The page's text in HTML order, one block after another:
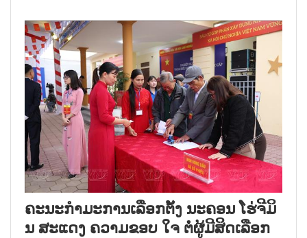
ການປະຕິບັດສິດຂອງພົນລະເມືອງ. ໃນຜົນສຳເລດນີ້ມີການ
ປະກອບສ່ວນຂອງສາຊະນິກກະຊົນກ່ວາ 27 ລ້ານຄົນທີ່ຂຶ້ນ
ກັບບັນດາສາສະໜາທີ່ແຕກຕ່າງກັນ (ກວມເອົາປະມານ 27%
ພົນລະເມືອງ) ຊື່ງສະແດງໃຫ້ເຫັນຄວາມເອົາໃຈໃສ່ຂອງ
ປຊຊ ຜູ້ເຊື່ອຖືສາສະໜາຕ່າງໆ ຕໍ່ເຫດການການເມືອງສຳຄັນ
ຂອງປະເທດຊາດ.
ຄະນະກຳມະການເລືອກຕັ້ງ ນະຄອນ ໂຮ່ຈີມິ
ນ ສະແດງ ຄວາມຂອບ ໃຈ ຕໍ່ຜູ້ມີສິດເລືອກ